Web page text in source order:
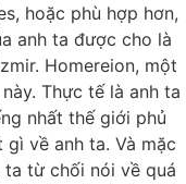
hoặc phù hợp hơn,
anh ta được cho là
Homereion, một
Thực tế là anh ta
nhất thế giới phủ
về anh ta. Và mặc
ta từ chối nói về quá